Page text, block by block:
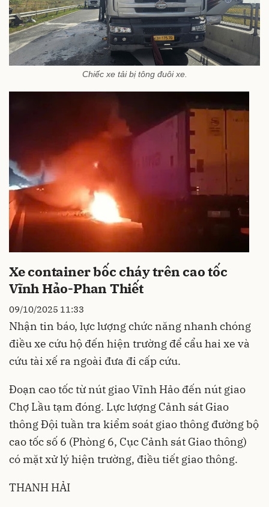
Chiếc xe tải bị tông đuôi xe.
Xe container bốc cháy trên cao tốc
Vĩnh Hảo-Phan Thiết
09/10/2025 11:33
Nhận tin báo, lực lượng chức năng nhanh chóng
điều xe cứu hộ đến hiện trường để cẩu hai xe và
cứu tài xế ra ngoài đưa đi cấp cứu.
Đoạn cao tốc từ nút giao Vĩnh Hảo đến nút giao
Chợ Lầu tạm đóng. Lực lượng Cảnh sát Giao
thông Đội tuần tra kiểm soát giao thông đường bộ
cao tốc số 6 (Phòng 6, Cục Cảnh sát Giao thông)
có mặt xử lý hiện trường, điều tiết giao thông.
THANH HẢI